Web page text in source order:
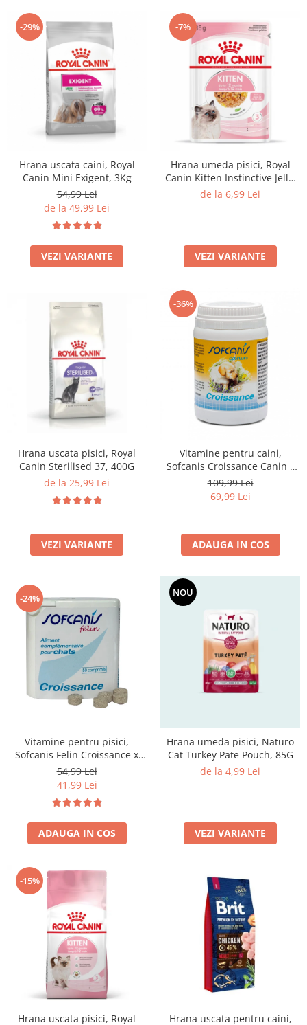
-29%
Hrana uscata caini, Royal
Canin Mini Exigent, 3Kg
54,99 Lei
de la 49,99 Lei
VEZI VARIANTE
-7%
Hrana umeda pisici, Royal
Canin Kitten Instinctive Jelly,
85G
de la 6,99 Lei
VEZI VARIANTE
Hrana uscata pisici, Royal
Canin Sterilised 37, 400G
de la 25,99 Lei
VEZI VARIANTE
-36%
Vitamine pentru caini,
Sofcanis Croissance Canin x
50 comprimate
109,99 Lei
69,99 Lei
ADAUGA IN COS
-24%
Vitamine pentru pisici,
Sofcanis Felin Croissance x
50cp
54,99 Lei
41,99 Lei
ADAUGA IN COS
NOU
Hrana umeda pisici, Naturo
Cat Turkey Pate Pouch, 85G
de la 4,99 Lei
VEZI VARIANTE
-15%
Hrana uscata pisici, Royal
Hrana uscata pentru caini,